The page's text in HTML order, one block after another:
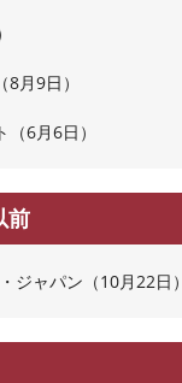
月9日）
6月6日）
前
ジャパン（10月22日）